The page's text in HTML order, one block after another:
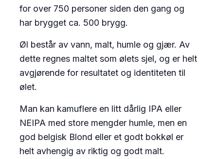
for over 750 personer siden den gang og
har brygget ca. 500 brygg.
Øl består av vann, malt, humle og gjær. Av
dette regnes maltet som ølets sjel, og er helt
avgjørende for resultatet og identiteten til
ølet.
Man kan kamuflere en litt dårlig IPA eller
NEIPA med store mengder humle, men en
god belgisk Blond eller et godt bokkøl er
helt avhengig av riktig og godt malt.